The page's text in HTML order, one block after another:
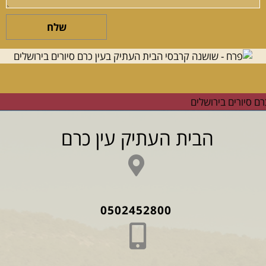
שלח
הבית העתיק עין כרם
0502452800